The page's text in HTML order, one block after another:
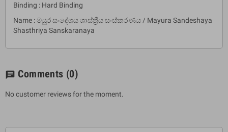
Binding : Hard Binding
Name : මයුර සංදේශය ශාස්ත්‍රීය සංස්කරණය / Mayura Sandeshaya
Shasthriya Sanskaranaya
chat Comments (0)
No customer reviews for the moment.